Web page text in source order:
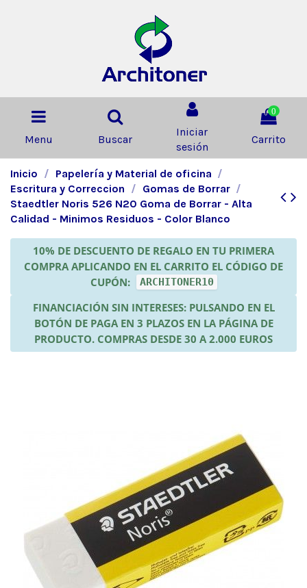
Menu Buscar
Iniciar
sesión
0
Carrito
Inicio
Papelería y Material de oficina
Escritura y Correccion
Gomas de Borrar
Staedtler Noris 526 N20 Goma de Borrar - Alta
Calidad - Minimos Residuos - Color Blanco
10% DE DESCUENTO DE REGALO EN TU PRIMERA
COMPRA APLICANDO EN EL CARRITO EL CÓDIGO DE
CUPÓN:
ARCHITONER10
FINANCIACIÓN SIN INTERESES: PULSANDO EN EL
BOTÓN DE PAGA EN 3 PLAZOS EN LA PÁGINA DE
PRODUCTO. COMPRAS DESDE 30 A 2.000 EUROS